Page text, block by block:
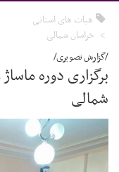
هیات های استانی
خراسان شمالی
/گزارش تصویری/
برگزاری دوره
شمالی